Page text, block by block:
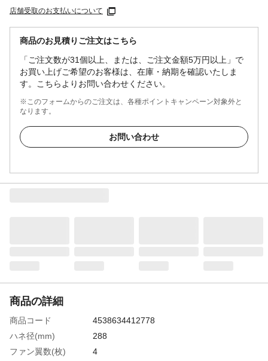
店舗受取のお支払いについて
商品のお見積りご注文はこちら
「ご注文数が31個以上、または、ご注文金額5万円以上」で
お買い上げご希望のお客様は、在庫・納期を確認いたしま
す。こちらよりお問い合わせください。
※このフォームからのご注文は、各種ポイントキャンペーン対象外と
なります。
お問い合わせ
商品の詳細
商品コード
4538634412778
ハネ径(mm)
288
ファン翼数(枚)
4